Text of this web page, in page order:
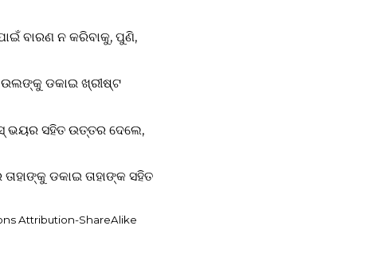
ବାରଣ ନ କରିବାକୁ, ପୁଣି,
ଡକାଇ ଖ୍ରୀଷ୍ଟ
ଭୟର ସହିତ ଉତ୍ତର ଦେଲେ,
ଡକାଇ ତାହାଙ୍କ ସହିତ
Attribution-ShareAlike